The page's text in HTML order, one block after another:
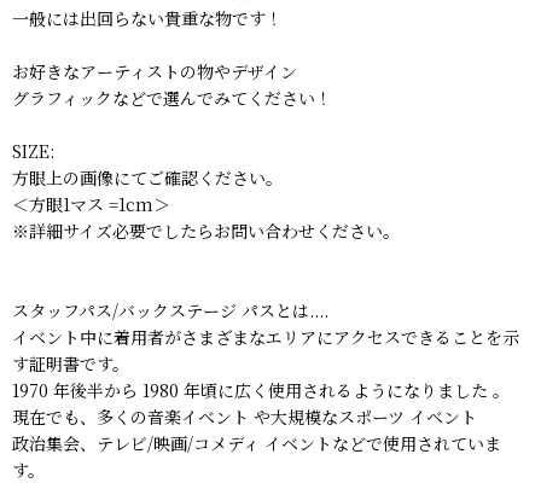
一般には出回らない貴重な物です！
お好きなアーティストの物やデザイン
グラフィックなどで選んでみてください！
SIZE:
方眼上の画像にてご確認ください。
＜方眼1マス =1cm＞
※詳細サイズ必要でしたらお問い合わせください。
スタッフパス/バックステージ パスとは....
イベント中に着用者がさまざまなエリアにアクセスできることを示
す証明書です。
1970 年後半から 1980 年頃に広く使用されるようになりました 。
現在でも、多くの音楽イベント や大規模なスポーツ イベント
政治集会、テレビ/映画/コメディ イベントなどで使用されていま
す。